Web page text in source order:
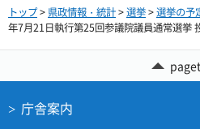
トップ> 県政情報・統計>選挙>選挙の予
年7月21日執行第25回参議院議員通常選挙
庁舎案内